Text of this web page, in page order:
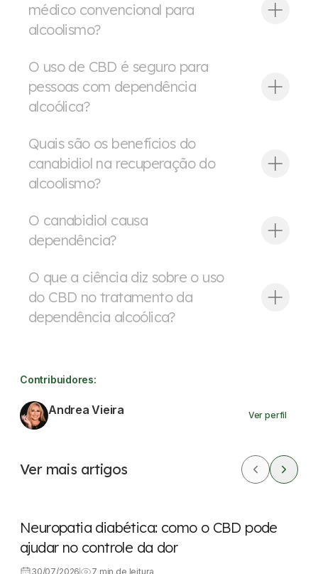
médico convencional para
alcoolismo?
O uso de CBD é seguro para
pessoas com dependência
alcoólica?
Quais são os benefícios do
canabidiol na recuperação do
alcoolismo?
O canabidiol causa
dependência?
O que a ciência diz sobre o uso
do CBD no tratamento da
dependência alcoólica?
Contribuidores:
Andrea Vieira Ver perfil
Ver mais artigos
CBD Dores
Neuropatia diabética: como o CBD pode
ajudar no controle da dor
30/07/2026 7 min de leitura